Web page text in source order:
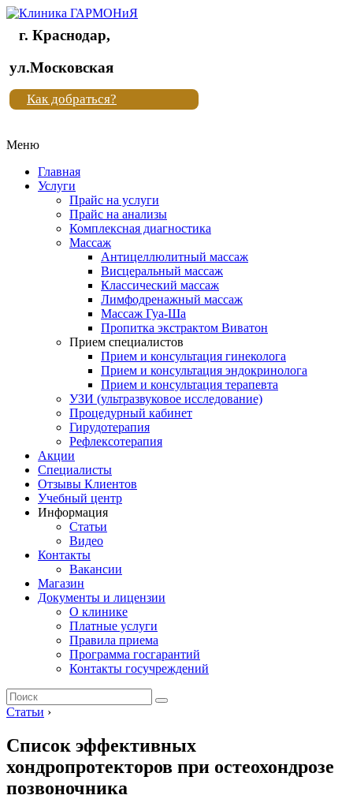
Клиника
"Новая
жизнь"
Клиника
жизнь"
г. Краснодар,
ул.Московская
Как добраться?
Меню
Главная
Услуги
Прайс на услуги
Прайс на анализы
Комплексная диагностика
Массаж
Антицеллюлитный массаж
Висцеральный массаж
Классический массаж
Лимфодренажный массаж
Массаж Гуа-Ша
Пропитка экстрактом Виватон
Прием специалистов
Прием и консультация гинеколога
Прием и консультация эндокринолога
Прием и консультация терапевта
УЗИ (ультразвуковое исследование)
Процедурный кабинет
Гирудотерапия
Рефлексотерапия
Акции
Специалисты
Отзывы Клиентов
Учебный центр
Информация
Статьи
Видео
Контакты
Вакансии
Магазин
Документы и лицензии
О клинике
Платные услуги
Правила приема
Программа госгарантий
Контакты госучреждений
Статьи ›
Список эффективных
хондропротекторов при остеохондрозе
позвоночника